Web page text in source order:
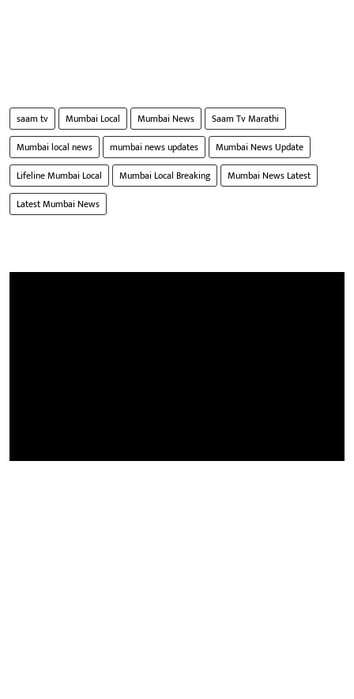
saam tv Mumbai Local Mumbai News
Saam Tv Marathi
Mumbai local news
mumbai news updates
Mumbai News Update
Lifeline Mumbai Local
Mumbai Local Breaking
Mumbai News Latest
Latest Mumbai News